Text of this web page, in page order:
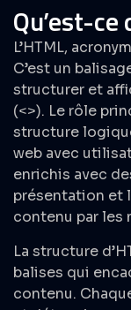
Qu’est-ce
L’HTML,
C’est un
structurer et
(<>). Le rôle
structure
web avec
enrichis avec
présentation et
contenu par les
La structure
balises qui
contenu.